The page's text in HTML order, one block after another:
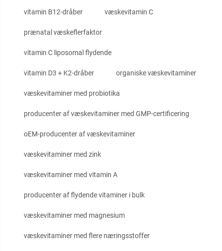
vitamin B12-dråber væskevitamin C
prænatal væskeflerfaktor
vitamin C liposomal flydende
vitamin D3 + K2-dråber organiske væskevitaminer
væskevitaminer med probiotika
producenter af væskevitaminer med GMP-certificering
oEM-producenter af væskevitaminer
væskevitaminer med zink
væskevitaminer med vitamin A
producenter af flydende vitaminer i bulk
væskevitaminer med magnesium
væskevitaminer med flere næringsstoffer